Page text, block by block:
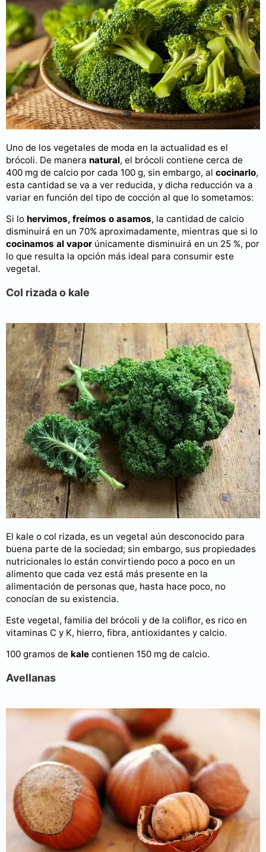
Uno de los vegetales de moda en la actualidad es el
brócoli. De manera natural, el brócoli contiene cerca de
400 mg de calcio por cada 100 g, sin embargo, al cocinarlo,
esta cantidad se va a ver reducida, y dicha reducción va a
variar en función del tipo de cocción al que lo sometamos:
Si lo hervimos, freímos o asamos, la cantidad de calcio
disminuirá en un 70% aproximadamente, mientras que si lo
cocinamos al vapor únicamente disminuirá en un 25 %, por
lo que resulta la opción más ideal para consumir este
vegetal.
Col rizada o kale
El kale o col rizada, es un vegetal aún desconocido para
buena parte de la sociedad; sin embargo, sus propiedades
nutricionales lo están convirtiendo poco a poco en un
alimento que cada vez está más presente en la
alimentación de personas que, hasta hace poco, no
conocían de su existencia.
Este vegetal, familia del brócoli y de la coliflor, es rico en
vitaminas C y K, hierro, fibra, antioxidantes y calcio.
100 gramos de kale contienen 150 mg de calcio.
Avellanas